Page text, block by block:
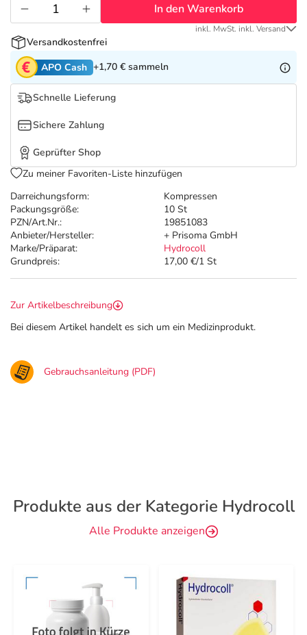
Tierapotheke
Vitamine & Mineralstoffe
Marken
Salus Deals
Darreichungsform:
Kompressen
Packungsgröße:
10 St
PZN/Art.Nr.:
19851083
Anbieter/Hersteller:
+ Prisoma GmbH
Marke/Präparat:
Hydrocoll
Grundpreis:
17,00 €/1 St
In den Warenkorb
inkl. MwSt. inkl. Versand
Versandkostenfrei
APO Cash +1,70 € sammeln
Schnelle Lieferung
Sichere Zahlung
Geprüfter Shop
Zu meiner Favoriten-Liste hinzufügen
Zur Artikelbeschreibung
Bei diesem Artikel handelt es sich um ein Medizinprodukt.
Gebrauchsanleitung (PDF)
Produkte aus der Kategorie Hydrocoll
Alle Produkte anzeigen